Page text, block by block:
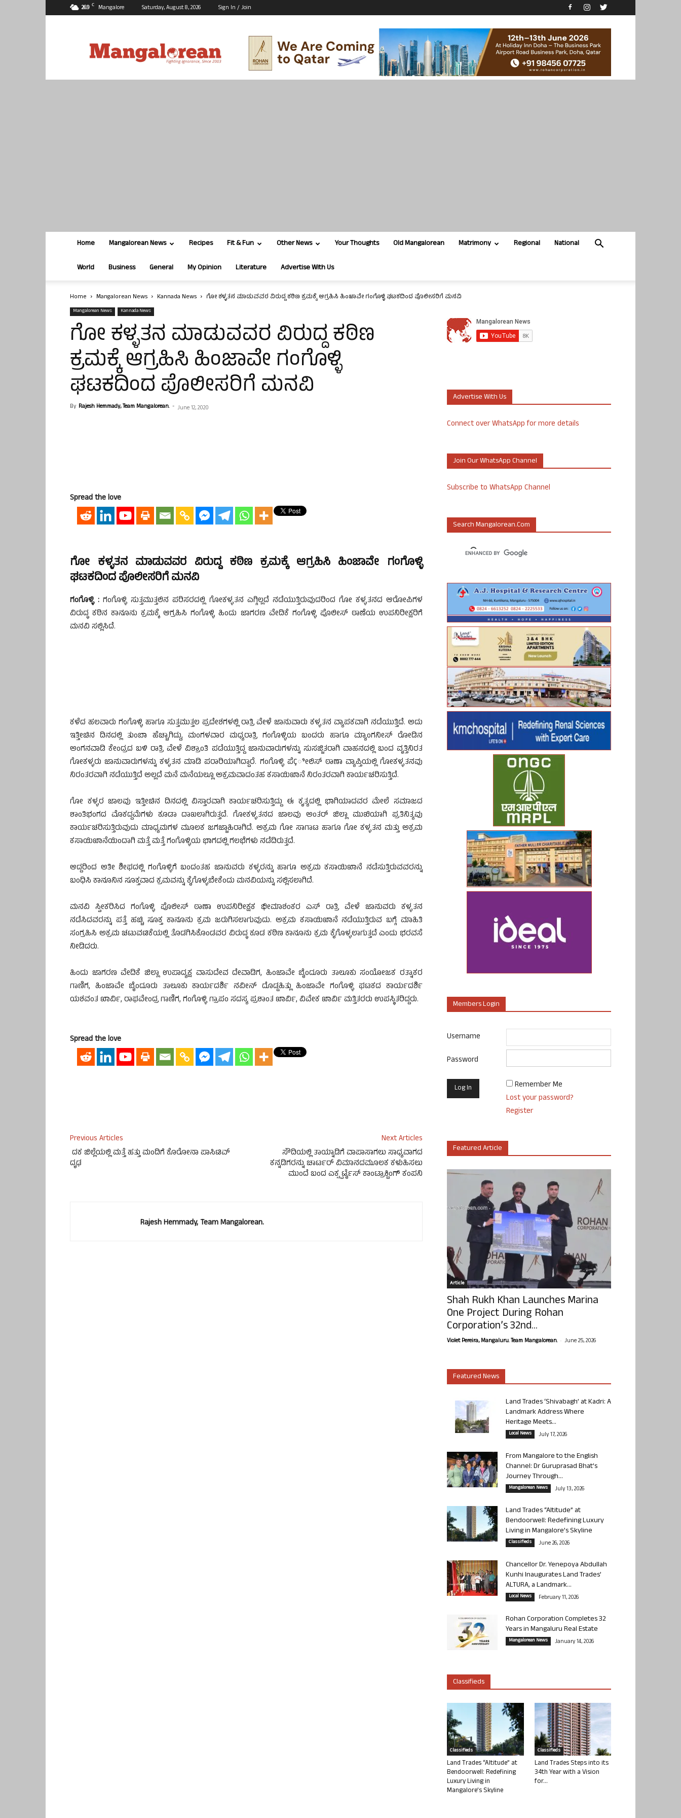
26.9 C Mangalore Saturday, August 8, 2026 Sign In / Join
Home Mangalorean News Recipes Fit & Fun Other News Your Thoughts Old Mangalorean Matrimony Regional National
World Business General My Opinion Literature Advertise With Us
Home Mangalorean News Kannada News ಗೋ ಕಳ್ಳತನ ಮಾಡುವವರ ವಿರುದ್ದ ಕಠಿಣ ಕ್ರಮಕ್ಕೆ ಆಗ್ರಹಿಸಿ ಹಿಂಜಾವೇ ಗಂಗೊಳ್ಳಿ ಘಟಕದಿಂದ ಪೊಲೀಸರಿಗೆ ಮನವಿ
Mangalorean News Kannada News
ಗೋ ಕಳ್ಳತನ ಮಾಡುವವರ ವಿರುದ್ದ ಕಠಿಣ
ಕ್ರಮಕ್ಕೆ ಆಗ್ರಹಿಸಿ ಹಿಂಜಾವೇ ಗಂಗೊಳ್ಳಿ
ಘಟಕದಿಂದ ಪೊಲೀಸರಿಗೆ ಮನವಿ
By Rajesh Hemmady, Team Mangalorean. - June 12, 2020
Spread the love
ಗೋ ಕಳ್ಳತನ ಮಾಡುವವರ ವಿರುದ್ದ ಕಠಿಣ ಕ್ರಮಕ್ಕೆ ಆಗ್ರಹಿಸಿ ಹಿಂಜಾವೇ ಗಂಗೊಳ್ಳಿ
ಘಟಕದಿಂದ ಪೊಲೀಸರಿಗೆ ಮನವಿ
ಗಂಗೊಳ್ಳಿ : ಗಂಗೊಳ್ಳಿ ಸುತ್ತಮುತ್ತಲಿನ ಪರಿಸರದಲ್ಲಿ ಗೋಕಳ್ಳತನ ಎಗ್ಗಿಲ್ಲದೆ ನಡೆಯುತ್ತಿರುವುದರಿಂದ ಗೋ ಕಳ್ಳತನದ ಆರೋಪಿಗಳ
ವಿರುದ್ಧ ಕಠಿನ ಕಾನೂನು ಕ್ರಮಕ್ಕೆ ಆಗ್ರಹಿಸಿ ಗಂಗೊಳ್ಳಿ ಹಿಂದು ಜಾಗರಣ ವೇದಿಕೆ ಗಂಗೊಳ್ಳಿ ಪೊಲೀಸ್ ಠಾಣೆಯ ಉಪನಿರೀಕ್ಷರಿಗೆ
ಮನವಿ ಸಲ್ಲಿಸಿದೆ.
ಕಳೆದ ಹಲವಾರು ಗಂಗೊಳ್ಳಿ ಹಾಗೂ ಸುತ್ತಮುತ್ತಲ ಪ್ರದೇಶಗಳಲ್ಲಿ ರಾತ್ರಿ ವೇಳೆ ಜಾನುವಾರು ಕಳ್ಳತನ ವ್ಯಾಪಕವಾಗಿ ನಡೆಯುತ್ತಿದೆ. ಅದು
ಇತ್ತೀಚಿನ ದಿನದಲ್ಲಿ ತುಂಬಾ ಹೆಚ್ಚಾಗಿದ್ದು, ಮಂಗಳವಾರ ಮಧ್ಯರಾತ್ರಿ ಗಂಗೊಳ್ಳಿಯ ಬಂದರು ಹಾಗೂ ಮ್ಯಾಂಗನೀಸ್ ರೋಡಿನ
ಅಂಗನವಾಡಿ ಕೇಂದ್ರದ ಬಳಿ ರಾತ್ರಿ ವೇಳೆ ವಿಶ್ರಾಂತಿ ಪಡೆಯುತ್ತಿದ್ದ ಜಾನುವಾರುಗಳನ್ನು ಸುಸಜ್ಜಿತರಾಗಿ ವಾಹನದಲ್ಲಿ ಬಂದ ವೃತ್ತಿನಿರತ
ಗೋಕಳ್ಳರು ಜಾನುವಾರುಗಳನ್ನು ಕಳ್ಳತನ ಮಾಡಿ ಪರಾರಿಯಾಗಿದ್ದಾರೆ. ಗಂಗೊಳ್ಳಿ ಪೆÇೀಲಿಸ್ ಠಾಣಾ ವ್ಯಾಪ್ತಿಯಲ್ಲಿ ಗೋಕಳ್ಳತನವು
ನಿರಂತರವಾಗಿ ನಡೆಯುತ್ತಿದೆ ಅಲ್ಲದೆ ಮನೆ ಮನೆಯಲ್ಲೂ ಅಕ್ರಮವಾದಂತಹ ಕಸಾಯಿಖಾನೆ ನಿರಂತರವಾಗಿ ಕಾರ್ಯಚರಿಸುತ್ತಿದೆ.
ಗೋ ಕಳ್ಳರ ಜಾಲವು ಇತ್ತೀಚಿನ ದಿನದಲ್ಲಿ ವಿಸ್ತಾರವಾಗಿ ಕಾರ್ಯಚರಿಸುತ್ತಿದ್ದು ಈ ಕೃತ್ಯದಲ್ಲಿ ಭಾಗಿಯಾದವರ ಮೇಲೆ ಸಮಾಜದ
ಶಾಂತಿಭಂಗದ ಮೊಕದ್ದಮೆಗಳು ಕೂಡಾ ದಾಖಲಾಗಿರುತ್ತದೆ. ಗೋಕಳ್ಳತನದ ಜಾಲವು ಅಂತರ್ ಜಿಲ್ಲಾ ಮುಖಿಯಾಗಿ ಪ್ರತಿನಿತ್ಯವು
ಕಾರ್ಯಚರಿಸುತ್ತಿರುವುದು ಮಾಧ್ಯಮಗಳ ಮೂಲಕ ಜಗಜ್ಜಾಹಿರಾಗಿದೆ. ಅಕ್ರಮ ಗೋ ಸಾಗಾಟ ಹಾಗೂ ಗೋ ಕಳ್ಳತನ ಮತ್ತು ಅಕ್ರಮ
ಕಸಾಯಿಖಾನೆಯಿಂದಾಗಿ ಮತ್ತೆ ಮತ್ತೆ ಗಂಗೊಳ್ಳಿಯ ಭಾಗದಲ್ಲಿ ಗಲಭೆಗಳು ನಡೆದಿರುತ್ತದೆ.
ಆದ್ದರಿಂದ ಅತೀ ಶೀಘದಲ್ಲಿ ಗಂಗೊಳ್ಳಿಗೆ ಬಂದಂತಹ ಜಾನುವರು ಕಳ್ಳರನ್ನು ಹಾಗೂ ಅಕ್ರಮ ಕಸಾಯಿಖಾನೆ ನಡೆಸುತ್ತಿರುವವರನ್ನು
ಬಂಧಿಸಿ ಕಾನೂನಿನ ಸೂಕ್ತವಾದ ಕ್ರಮವನ್ನು ಕೈಗೊಳ್ಳಬೇಕೆಂದು ಮನವಿಯನ್ನು ಸಲ್ಲಿಸಲಾಗಿದೆ.
ಮನವಿ ಸ್ವೀಕರಿಸಿದ ಗಂಗೊಳ್ಳಿ ಪೊಲೀಸ್ ಠಾಣಾ ಉಪನಿರೀಕ್ಷಕ ಭೀಮಾಶಂಕರ ಎಸ್ ರಾತ್ರಿ ವೇಳೆ ಜಾನುವರು ಕಳ್ಳತನ
ನಡೆಸಿದವರನ್ನು ಪತ್ತೆ ಹಚ್ಚಿ ಸೂಕ್ತ ಕಾನೂನು ಕ್ರಮ ಜರುಗಿಸಲಾಗುವುದು. ಅಕ್ರಮ ಕಸಾಯಿಖಾನೆ ನಡೆಯುತ್ತಿರುವ ಬಗ್ಗೆ ಮಾಹಿತಿ
ಸಂಗ್ರಹಿಸಿ ಅಕ್ರಮ ಚಟುವಟಿಕೆಯಲ್ಲಿ ತೊಡಗಿಸಿಕೊಂಡವರ ವಿರುದ್ಧ ಕೂಡ ಕಠಿಣ ಕಾನೂನು ಕ್ರಮ ಕೈಗೊಳ್ಳಲಾಗುತ್ತದೆ ಎಂದು ಭರವಸೆ
ನೀಡಿದರು.
ಹಿಂದು ಜಾಗರಣ ವೇದಿಕೆ ಜಿಲ್ಲಾ ಉಪಾದ್ಯಕ್ಷ ವಾಸುದೇವ ದೇವಾಡಿಗ, ಹಿಂಜಾವೇ ಬೈಂದೂರು ತಾಲೂಕು ಸಂಯೋಜಕ ರತ್ನಾಕರ
ಗಾಣಿಗ, ಹಿಂಜಾವೇ ಬೈಂದೂರು ತಾಲೂಕು ಕಾರ್ಯದರ್ಶಿ ನವೀನ್ ದೊಡ್ಡಹಿತ್ಲು ಹಿಂಜಾವೇ ಗಂಗೊಳ್ಳಿ ಘಟಕದ ಕಾರ್ಯದರ್ಶಿ
ಯಶವಂತ ಖಾರ್ವಿ, ರಾಘವೇಂದ್ರ ಗಾಣಿಗ, ಗಂಗೊಳ್ಳಿ ಗ್ರಾಪಂ ಸದಸ್ಯ ಪ್ರಶಾಂತ ಖಾರ್ವಿ, ವಿವೇಕ ಖಾರ್ವಿ ಮತ್ತಿತರರು ಉಪಸ್ಥಿತರಿದ್ದರು.
Spread the love
Previous Articles
ದಕ ಜಿಲ್ಲೆಯಲ್ಲಿ ಮತ್ತೆ ಹತ್ತು ಮಂದಿಗೆ ಕೊರೋನಾ ಪಾಸಿಟಿವ್
ದೃಢ
Next Articles
ಸೌದಿಯಲ್ಲಿ ತಾಯ್ನಾಡಿಗೆ ವಾಪಾಸಾಗಲು ಸಾಧ್ಯವಾಗದ
ಕನ್ನಡಿಗರನ್ನು ಚಾರ್ಟರ್ ವಿಮಾನದಮೂಲಕ ಕಳುಹಿಸಲು
ಮುಂದೆ ಬಂದ ಎಕ್ಸ್ಪರ್ಟೈಸ್ ಕಾಂಟ್ರಾಕ್ಟಿಂಗ್ ಕಂಪನಿ
Rajesh Hemmady, Team Mangalorean.
Advertise With Us
Connect over WhatsApp for more details
Join Our WhatsApp Channel
Subscribe to WhatsApp Channel
Search Mangalorean.com
Members Login
Username
Password
Remember Me
Lost your password?
Register
Featured Article
Article
Shah Rukh Khan Launches Marina
One Project During Rohan
Corporation’s 32nd...
Violet Pereira, Mangaluru. Team Mangalorean. - June 25, 2026
Featured News
Land Trades ‘Shivabagh’ at Kadri: A
Landmark Address Where
Heritage Meets...
Local News July 17, 2026
From Mangalore to the English
Channel: Dr Guruprasad Bhat’s
Journey Through...
Mangalorean News July 13, 2026
Land Trades “Altitude” at
Bendoorwell: Redefining Luxury
Living in Mangalore’s Skyline
Classifieds June 26, 2026
Chancellor Dr. Yenepoya Abdullah
Kunhi Inaugurates Land Trades’
ALTURA, a Landmark...
Local News February 11, 2026
Rohan Corporation Completes 32
Years in Mangaluru Real Estate
Mangalorean News January 14, 2026
Classifieds
Classifieds
Land Trades “Altitude” at
Bendoorwell: Redefining
Luxury Living in
Mangalore’s Skyline
Classifieds
Land Trades Steps into its
34th Year with a Vision
for...